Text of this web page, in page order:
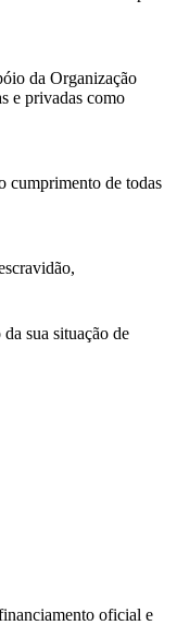
da Organização
e privadas como
cumprimento de todas
sua situação de
oficial e